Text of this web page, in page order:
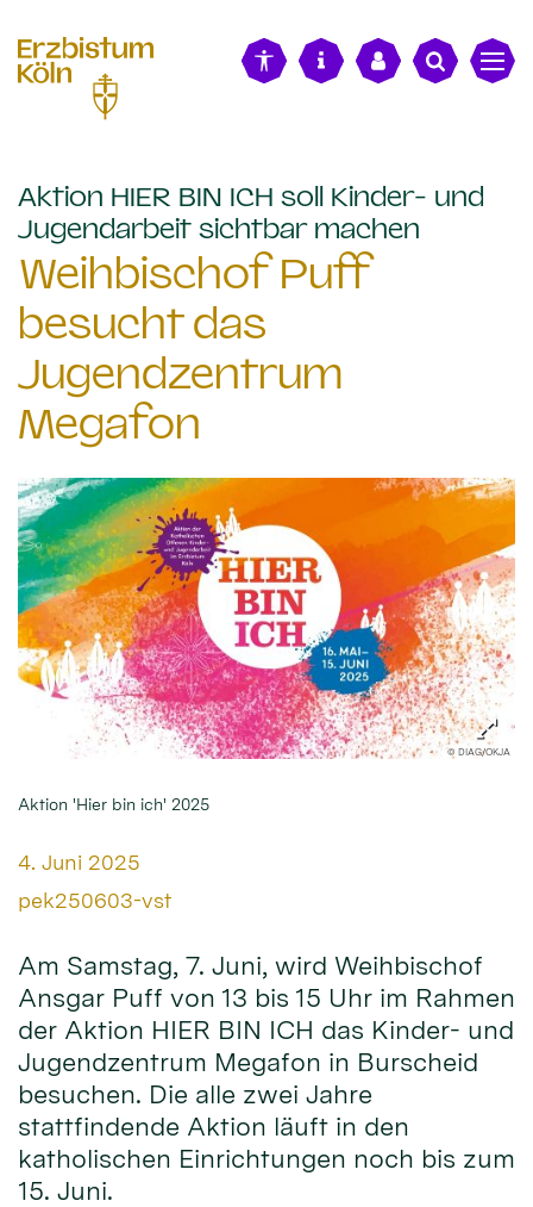
Aktion HIER BIN ICH soll Kinder- und
Jugendarbeit sichtbar machen
Weihbischof Puff
besucht das
Jugendzentrum
Megafon
© DIAG/OKJA
Aktion 'Hier bin ich' 2025
Datum:
4. Juni 2025
Von:
pek250603-vst
Am Samstag, 7. Juni, wird Weihbischof
Ansgar Puff von 13 bis 15 Uhr im Rahmen
der Aktion HIER BIN ICH das Kinder- und
Jugendzentrum Megafon in Burscheid
besuchen. Die alle zwei Jahre
stattfindende Aktion läuft in den
katholischen Einrichtungen noch bis zum
15. Juni.